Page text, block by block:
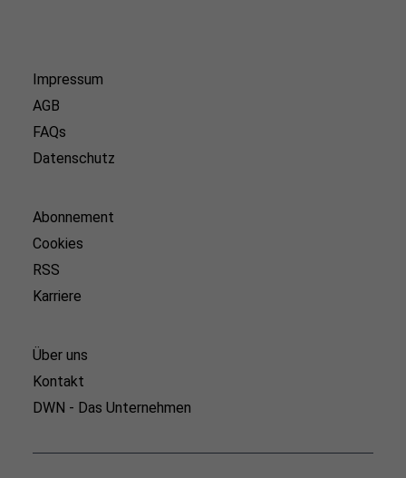
Impressum
AGB
FAQs
Datenschutz
Abonnement
Cookies
RSS
Karriere
Über uns
Kontakt
DWN - Das Unternehmen